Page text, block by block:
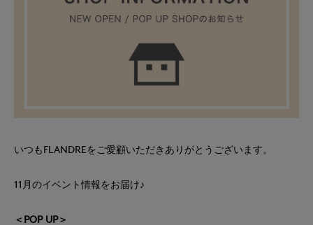
いつもFLANDREをご愛顧いただきありがとうございます。
11月のイベント情報をお届け♪
＜POP UP＞